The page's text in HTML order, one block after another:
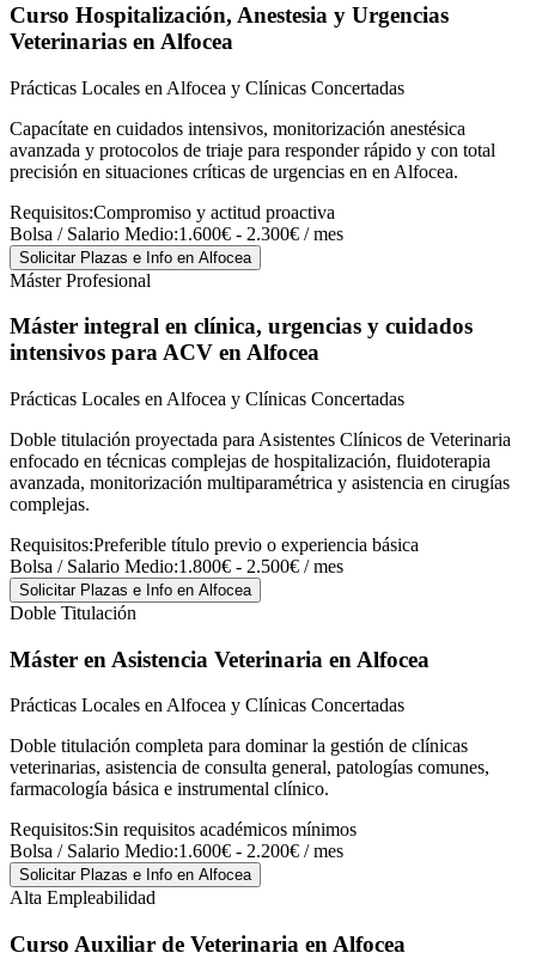
Curso Hospitalización, Anestesia y Urgencias
Veterinarias en Alfocea
Prácticas Locales en Alfocea y Clínicas Concertadas
Capacítate en cuidados intensivos, monitorización anestésica
avanzada y protocolos de triaje para responder rápido y con total
precisión en situaciones críticas de urgencias en en Alfocea.
Requisitos:Compromiso y actitud proactiva
Bolsa / Salario Medio:1.600€ - 2.300€ / mes
Solicitar Plazas e Info en Alfocea
Máster Profesional
Máster integral en clínica, urgencias y cuidados
intensivos para ACV en Alfocea
Prácticas Locales en Alfocea y Clínicas Concertadas
Doble titulación proyectada para Asistentes Clínicos de Veterinaria
enfocado en técnicas complejas de hospitalización, fluidoterapia
avanzada, monitorización multiparamétrica y asistencia en cirugías
complejas.
Requisitos:Preferible título previo o experiencia básica
Bolsa / Salario Medio:1.800€ - 2.500€ / mes
Solicitar Plazas e Info en Alfocea
Doble Titulación
Máster en Asistencia Veterinaria en Alfocea
Prácticas Locales en Alfocea y Clínicas Concertadas
Doble titulación completa para dominar la gestión de clínicas
veterinarias, asistencia de consulta general, patologías comunes,
farmacología básica e instrumental clínico.
Requisitos:Sin requisitos académicos mínimos
Bolsa / Salario Medio:1.600€ - 2.200€ / mes
Solicitar Plazas e Info en Alfocea
Alta Empleabilidad
Curso Auxiliar de Veterinaria en Alfocea